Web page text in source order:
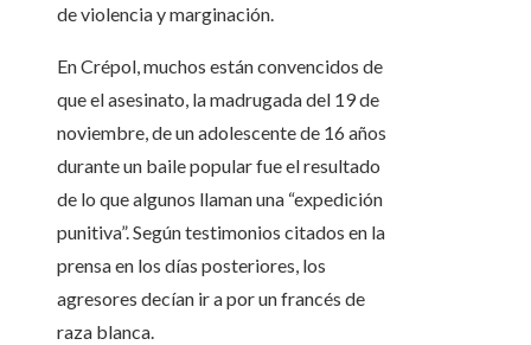
de violencia y marginación.
En Crépol, muchos están convencidos de
que el asesinato, la madrugada del 19 de
noviembre, de un adolescente de 16 años
durante un baile popular fue el resultado
de lo que algunos llaman una “expedición
punitiva”. Según testimonios citados en la
prensa en los días posteriores, los
agresores decían ir a por un francés de
raza blanca.